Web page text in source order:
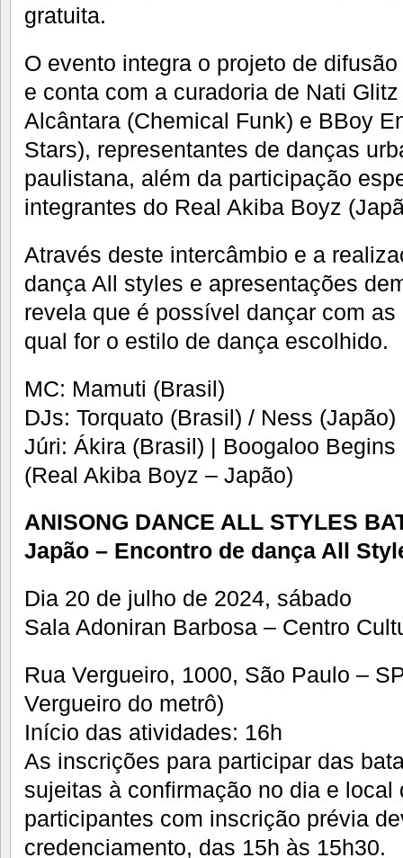
gratuita.
O evento integra o projeto de
e conta com a curadoria de Nati
Alcântara (Chemical Funk) e BBoy
Stars), representantes de danças
paulistana, além da participação
integrantes do Real Akiba Boyz
Através deste intercâmbio e a
dança All styles e apresentações
revela que é possível dançar com
qual for o estilo de dança escolhido.
MC: Mamuti (Brasil)
DJs: Torquato (Brasil) / Ness (Japão)
Júri: Ákira (Brasil) | Boogaloo
(Real Akiba Boyz – Japão)
ANISONG DANCE ALL STYLES
Japão – Encontro de dança All
Dia 20 de julho de 2024, sábado
Sala Adoniran Barbosa – Centro
Rua Vergueiro, 1000, São Paulo –
Vergueiro do metrô)
Início das atividades: 16h
As inscrições para participar das
sujeitas à confirmação no dia e local
participantes com inscrição prévia
credenciamento, das 15h às 15h30.